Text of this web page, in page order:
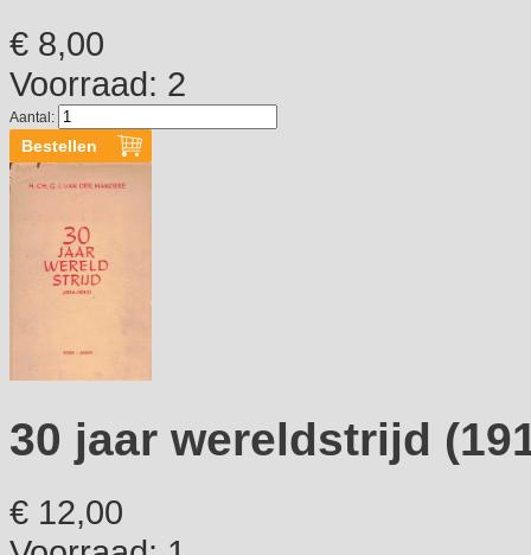
€ 8,00
Voorraad: 2
Aantal:
30 jaar wereldstrijd
€ 12,00